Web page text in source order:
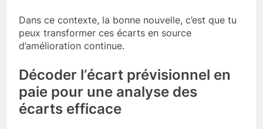
Dans ce contexte, la bonne nouvelle, c’est que tu
peux transformer ces écarts en source
d’amélioration continue.
Décoder l’écart prévisionnel en
paie pour une analyse des
écarts efficace